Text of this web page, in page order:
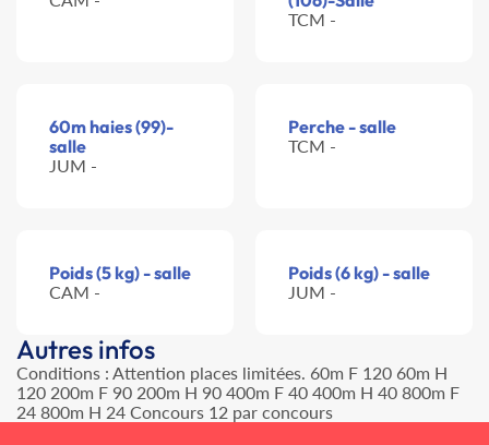
TCM -
60m haies (99)-
salle
JUM -
Perche - salle
TCM -
Poids (5 kg) - salle
CAM -
Poids (6 kg) - salle
JUM -
Autres infos
Conditions : Attention places limitées. 60m F 120 60m H
120 200m F 90 200m H 90 400m F 40 400m H 40 800m F
24 800m H 24 Concours 12 par concours